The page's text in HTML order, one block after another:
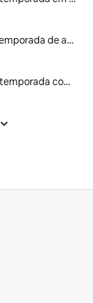
Aluguel por temporada de apart-hotéis
Aluguéis por temporada com café da manhã